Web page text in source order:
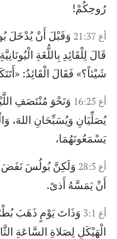
رُوحِكُمْ!
أع 21:37
وَقَبْلَ أَنْ يُدْخَلَ
قَالَ لِلْقَائِدِ بِاللُّغَةِ
شَيْئاً؟» فَقَالَ الْقَائِدُ:
أع 16:25
وَنَحْوَ مُنْتَصَفِ
يُصَلِّيَانِ وَيُسَبِّحَانِ اللهَ،
يَسْمَعُونَهُمَا،
أع 28:5
وَلَكِنَّ بُولُسَ نَفَضَ
أَنْ يَمَسَّهُ أَذىً.
أع 3:1
وَذَاتَ يَوْمٍ ذَهَبَ
الْهَيْكَلِ لِصَلاةِ السَّاعَةِ